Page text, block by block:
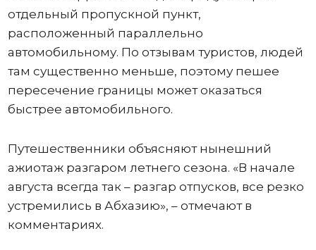
отдельный пропускной пункт,
расположенный параллельно
автомобильному. По отзывам туристов, людей
там существенно меньше, поэтому пешее
пересечение границы может оказаться
быстрее автомобильного.
Путешественники объясняют нынешний
ажиотаж разгаром летнего сезона. «В начале
августа всегда так – разгар отпусков, все резко
устремились в Абхазию», – отмечают в
комментариях.